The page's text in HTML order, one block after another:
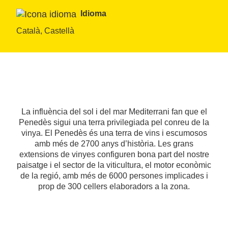
Idioma
Català, Castellà
La influència del sol i del mar Mediterrani fan que el
Penedès sigui una terra privilegiada pel conreu de la
vinya. El Penedès és una terra de vins i escumosos
amb més de 2700 anys d’història. Les grans
extensions de vinyes configuren bona part del nostre
paisatge i el sector de la viticultura, el motor econòmic
de la regió, amb més de 6000 persones implicades i
prop de 300 cellers elaboradors a la zona.